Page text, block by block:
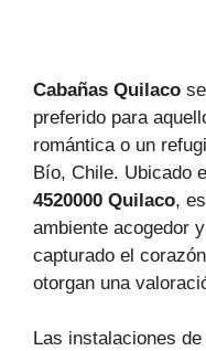
Cabañas Quilaco
preferido para
romántica o un
Bío, Chile. Ubicado
4520000 Quilaco,
ambiente acogedor
capturado el
otorgan una
Las instalaciones de